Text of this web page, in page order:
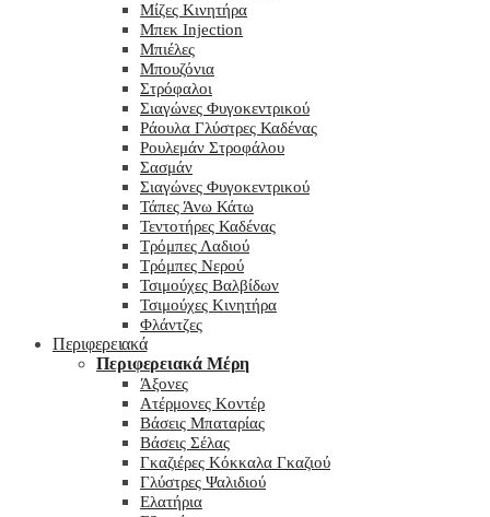
Μίζες Κινητήρα
Μπεκ Injection
Μπιέλες
Μπουζόνια
Στρόφαλοι
Σιαγώνες Φυγοκεντρικού
Ράουλα Γλύστρες Καδένας
Ρουλεμάν Στροφάλου
Σασμάν
Σιαγώνες Φυγοκεντρικού
Τάπες Άνω Κάτω
Τεντοτήρες Καδένας
Τρόμπες Λαδιού
Τρόμπες Νερού
Τσιμούχες Βαλβίδων
Τσιμούχες Κινητήρα
Φλάντζες
Περιφερειακά
Περιφερειακά Μέρη
Άξονες
Ατέρμονες Κοντέρ
Βάσεις Μπαταρίας
Βάσεις Σέλας
Γκαζιέρες Κόκκαλα Γκαζιού
Γλύστρες Ψαλιδιού
Ελατήρια